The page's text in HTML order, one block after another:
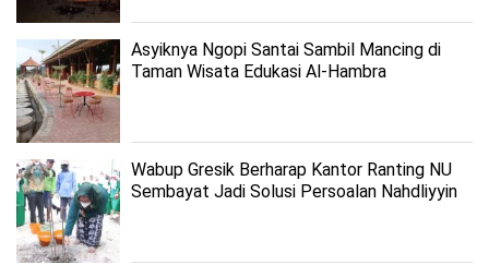
Asyiknya Ngopi Santai Sambil Mancing di
Taman Wisata Edukasi Al-Hambra
Wabup Gresik Berharap Kantor Ranting NU
Sembayat Jadi Solusi Persoalan Nahdliyyin